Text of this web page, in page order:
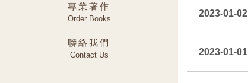
專業著作
Order Books
聯絡我們
Contact Us
2023-01-02
2023-01-01